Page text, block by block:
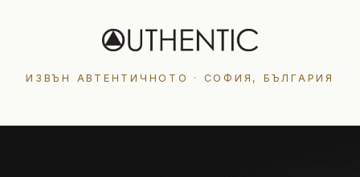
ИЗВЪН АВТЕНТИЧНОТО · СОФИЯ, БЪЛГАРИЯ